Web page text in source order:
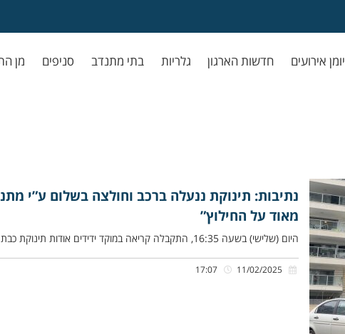
יומן אירועים חדשות הארגון גלריות בתי מתנדב סניפים מן
נתיבות: תינוקת ננעלה ברכב וחולצה בשלום ע”י
מאוד על החילוץ”
היום (שלישי) בשעה 16:35, התקבלה קריאה במוקד ידידים אודות תינוקת כבת שנה, שננעלה ברכב בשגגה לעיני אמהּ, ברחוב אריאל שרון